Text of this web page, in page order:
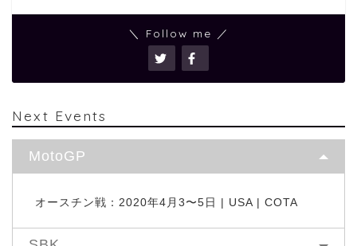
＼ Follow me ／
Next Events
MotoGP
オースチン戦：2020年4月3〜5日 | USA | COTA